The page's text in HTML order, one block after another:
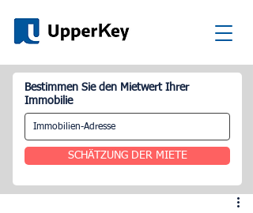
Bestimmen Sie den Mietwert Ihrer
Immobilie
SCHÄTZUNG DER MIETE